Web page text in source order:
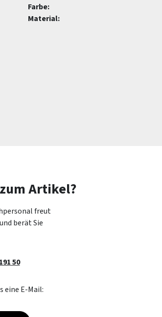
Farbe:
Material:
Artikel?
freut
berät Sie
50
eine E-Mail: